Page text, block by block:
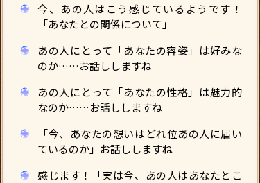
今、あの人はこう感じているようです！
「あなたとの関係について」
あの人にとって「あなたの容姿」は好みな
のか……お話ししますね
あの人にとって「あなたの性格」は魅力的
なのか……お話ししますね
「今、あなたの想いはどれ位あの人に届い
ているのか」お話ししますね
感じます！「実は今、あの人はあなたとこ